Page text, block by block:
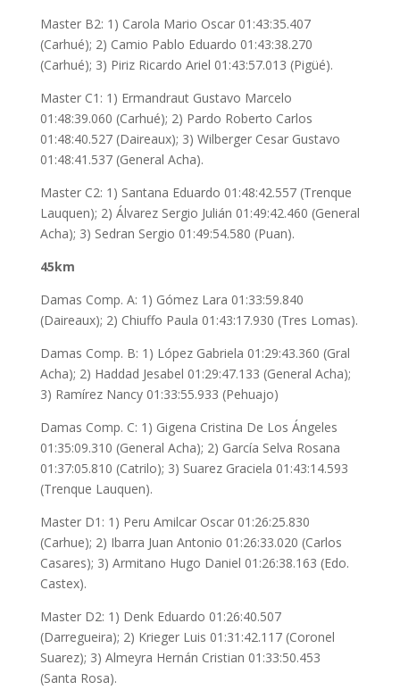
Master B2: 1) Carola Mario Oscar 01:43:35.407
(Carhué); 2) Camio Pablo Eduardo 01:43:38.270
(Carhué); 3) Piriz Ricardo Ariel 01:43:57.013 (Pigüé).
Master C1: 1) Ermandraut Gustavo Marcelo
01:48:39.060 (Carhué); 2) Pardo Roberto Carlos
01:48:40.527 (Daireaux); 3) Wilberger Cesar Gustavo
01:48:41.537 (General Acha).
Master C2: 1) Santana Eduardo 01:48:42.557 (Trenque
Lauquen); 2) Álvarez Sergio Julián 01:49:42.460 (General
Acha); 3) Sedran Sergio 01:49:54.580 (Puan).
45km
Damas Comp. A: 1) Gómez Lara 01:33:59.840
(Daireaux); 2) Chiuffo Paula 01:43:17.930 (Tres Lomas).
Damas Comp. B: 1) López Gabriela 01:29:43.360 (Gral
Acha); 2) Haddad Jesabel 01:29:47.133 (General Acha);
3) Ramírez Nancy 01:33:55.933 (Pehuajo)
Damas Comp. C: 1) Gigena Cristina De Los Ángeles
01:35:09.310 (General Acha); 2) García Selva Rosana
01:37:05.810 (Catrilo); 3) Suarez Graciela 01:43:14.593
(Trenque Lauquen).
Master D1: 1) Peru Amilcar Oscar 01:26:25.830
(Carhue); 2) Ibarra Juan Antonio 01:26:33.020 (Carlos
Casares); 3) Armitano Hugo Daniel 01:26:38.163 (Edo.
Castex).
Master D2: 1) Denk Eduardo 01:26:40.507
(Darregueira); 2) Krieger Luis 01:31:42.117 (Coronel
Suarez); 3) Almeyra Hernán Cristian 01:33:50.453
(Santa Rosa).